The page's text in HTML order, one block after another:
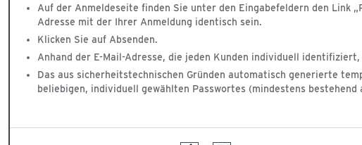
Auf der Anmeldeseite finden Sie unter den Eingabefeldern den Link
Adresse mit der Ihrer Anmeldung identisch sein.
Klicken Sie auf Absenden.
Anhand der E-Mail-Adresse, die jeden Kunden individuell
Das aus sicherheitstechnischen Gründen automatisch generierte
beliebigen, individuell gewählten Passwortes (mindestens bestehend